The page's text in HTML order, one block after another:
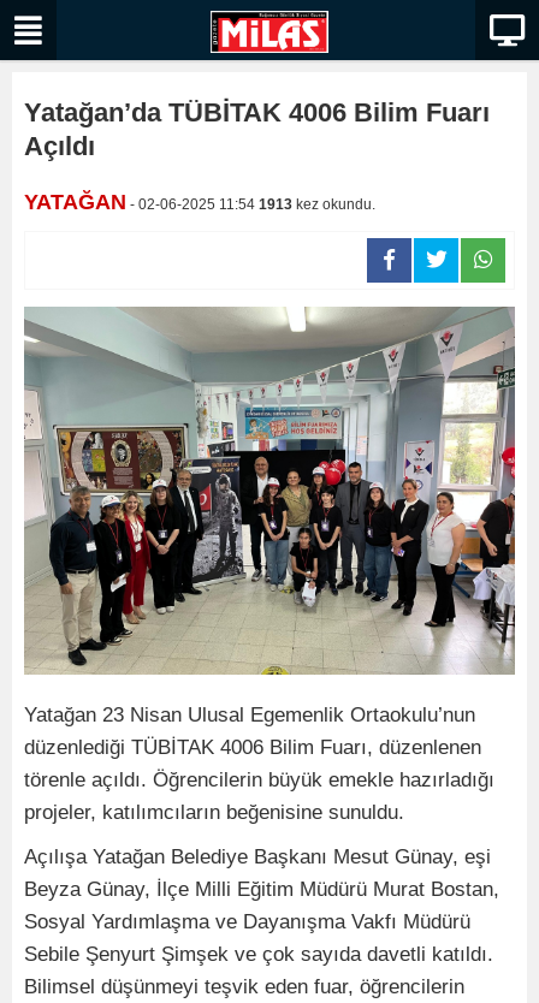
Yatağan’da TÜBİTAK 4006 Bilim Fuarı
Açıldı
YATAĞAN - 02-06-2025 11:54 1913 kez okundu.
Yatağan 23 Nisan Ulusal Egemenlik Ortaokulu’nun
düzenlediği TÜBİTAK 4006 Bilim Fuarı, düzenlenen
törenle açıldı. Öğrencilerin büyük emekle hazırladığı
projeler, katılımcıların beğenisine sunuldu.
Açılışa Yatağan Belediye Başkanı Mesut Günay, eşi
Beyza Günay, İlçe Milli Eğitim Müdürü Murat Bostan,
Sosyal Yardımlaşma ve Dayanışma Vakfı Müdürü
Sebile Şenyurt Şimşek ve çok sayıda davetli katıldı.
Bilimsel düşünmeyi teşvik eden fuar, öğrencilerin